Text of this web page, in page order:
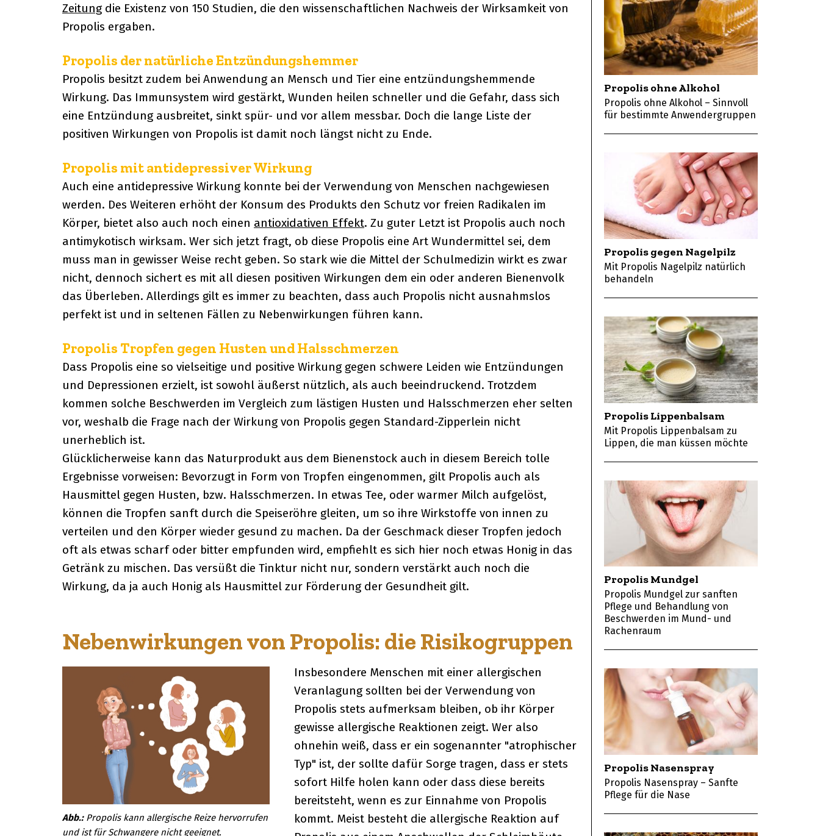
Zeitungdie Existenz von 150 Studien, die den wissenschaftlichen Nachweis der Wirksamkeit von
Propolis ergaben.
Propolis der natürliche Entzündungshemmer
Propolis besitzt zudem bei Anwendung an Mensch und Tier eine entzündungshemmende
Wirkung. Das Immunsystem wird gestärkt, Wunden heilen schneller und die Gefahr, dass sich
eine Entzündung ausbreitet, sinkt spür- und vor allem messbar. Doch die lange Liste der
positiven Wirkungen von Propolis ist damit noch längst nicht zu Ende.
Propolis mit antidepressiver Wirkung
Auch eine antidepressive Wirkung konnte bei der Verwendung von Menschen nachgewiesen
werden. Des Weiteren erhöht der Konsum des Produkts den Schutz vor freien Radikalen im
Körper, bietet also auch noch einen antioxidativen Effekt. Zu guter Letzt ist Propolis auch noch
antimykotisch wirksam. Wer sich jetzt fragt, ob diese Propolis eine Art Wundermittel sei, dem
muss man in gewisser Weise recht geben. So stark wie die Mittel der Schulmedizin wirkt es zwar
nicht, dennoch sichert es mit all diesen positiven Wirkungen dem ein oder anderen Bienenvolk
das Überleben. Allerdings gilt es immer zu beachten, dass auch Propolis nicht ausnahmslos
perfekt ist und in seltenen Fällen zu Nebenwirkungen führen kann.
Propolis Tropfen gegen Husten und Halsschmerzen
Dass Propolis eine so vielseitige und positive Wirkung gegen schwere Leiden wie Entzündungen
und Depressionen erzielt, ist sowohl äußerst nützlich, als auch beeindruckend. Trotzdem
kommen solche Beschwerden im Vergleich zum lästigen Husten und Halsschmerzen eher selten
vor, weshalb die Frage nach der Wirkung von Propolis gegen Standard-Zipperlein nicht
unerheblich ist.
Glücklicherweise kann das Naturprodukt aus dem Bienenstock auch in diesem Bereich tolle
Ergebnisse vorweisen: Bevorzugt in Form von Tropfen eingenommen, gilt Propolis auch als
Hausmittel gegen Husten, bzw. Halsschmerzen. In etwas Tee, oder warmer Milch aufgelöst,
können die Tropfen sanft durch die Speiseröhre gleiten, um so ihre Wirkstoffe von innen zu
verteilen und den Körper wieder gesund zu machen. Da der Geschmack dieser Tropfen jedoch
oft als etwas scharf oder bitter empfunden wird, empfiehlt es sich hier noch etwas Honig in das
Getränk zu mischen. Das versüßt die Tinktur nicht nur, sondern verstärkt auch noch die
Wirkung, da ja auch Honig als Hausmittel zur Förderung der Gesundheit gilt.
Nebenwirkungen von Propolis: die Risikogruppen
Propolis kann allergische Reize hervorrufen
und ist für Schwangere nicht geeignet.
Insbesondere Menschen mit einer allergischen
Veranlagung sollten bei der Verwendung von
Propolis stets aufmerksam bleiben, ob ihr Körper
gewisse allergische Reaktionen zeigt. Wer also
ohnehin weiß, dass er ein sogenannter "atrophischer
Typ" ist, der sollte dafür Sorge tragen, dass er stets
sofort Hilfe holen kann oder dass diese bereits
bereitsteht, wenn es zur Einnahme von Propolis
kommt. Meist besteht die allergische Reaktion auf
Propolis ohne Alkohol
Propolis ohne Alkohol – Sinnvoll
für bestimmte Anwendergruppen
Propolis gegen Nagelpilz
Mit Propolis Nagelpilz natürlich
behandeln
Propolis Lippenbalsam
Mit Propolis Lippenbalsam zu
Lippen, die man küssen möchte
Propolis Mundgel
Propolis Mundgel zur sanften
Pflege und Behandlung von
Beschwerden im Mund- und
Rachenraum
Propolis Nasenspray
Propolis Nasenspray – Sanfte
Pflege für die Nase